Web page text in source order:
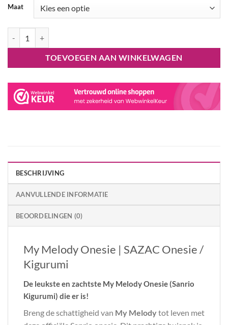
Maat
TOEVOEGEN AAN WINKELWAGEN
BESCHRIJVING
AANVULLENDE INFORMATIE
BEOORDELINGEN (0)
My Melody Onesie | SAZAC Onesie /
Kigurumi
De leukste en zachtste My Melody Onesie (Sanrio
Kigurumi) die er is!
Breng de schattigheid van My Melodytot leven met